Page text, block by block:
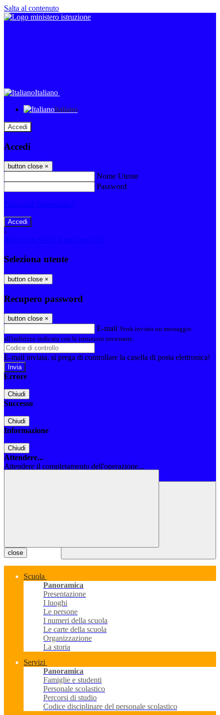
Salta al contenuto
Italiano
Italiano
Accedi
Accedi
button close ×
Nome Utente
Password
Password dimenticata?
-
Entra con SPID
Entra con CIE
Seleziona utente
button close ×
Recupero password
button close ×
E-mail Verrà inviato un messaggio
all'indirizzo indicato con le istruzioni necessarie.
E-mail inviata, si prega di controllare la casella di posta elettronica!
Errore
Chiudi
Successo
Chiudi
Informazione
Chiudi
Attendere...
Attendere il completamento dell'operazione...
close
Scuola
Panoramica
Presentazione
I luoghi
Le persone
I numeri della scuola
Le carte della scuola
Organizzazione
La storia
Servizi
Panoramica
Famiglie e studenti
Personale scolastico
Percorsi di studio
Codice disciplinare del personale scolastico